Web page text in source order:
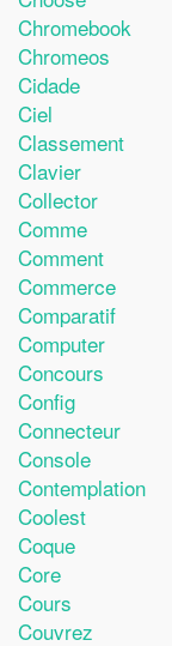
Chromebook
Chromeos
Cidade
Ciel
Classement
Clavier
Collector
Comme
Comment
Commerce
Comparatif
Computer
Concours
Config
Connecteur
Console
Contemplation
Coolest
Coque
Core
Cours
Couvrez